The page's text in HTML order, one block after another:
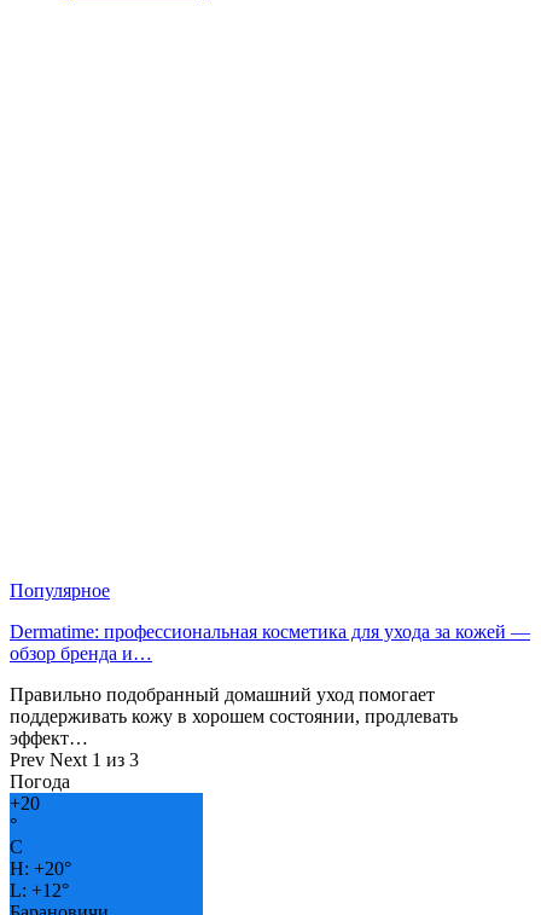
Популярное
Dermatime: профессиональная косметика для ухода за кожей —
обзор бренда и…
Правильно подобранный домашний уход помогает
поддерживать кожу в хорошем состоянии, продлевать
эффект…
Prev Next 1 из 3
Погода
+20
°
C
H: +20°
L: +12°